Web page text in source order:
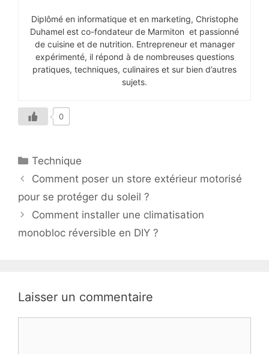
Diplômé en informatique et en marketing, Christophe
Duhamel est co-fondateur de Marmiton et passionné
de cuisine et de nutrition. Entrepreneur et manager
expérimenté, il répond à de nombreuses questions
pratiques, techniques, culinaires et sur bien d’autres
sujets.
0
Catégories
Technique
Comment poser un store extérieur motorisé
pour se protéger du soleil ?
Comment installer une climatisation
monobloc réversible en DIY ?
Laisser un commentaire